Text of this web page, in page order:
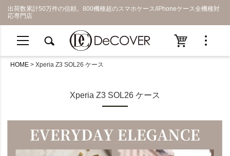
出荷数累計50万件の信頼。800機種超のスマホケース/iPhoneケース全機種対
応専門店
HOME Xperia Z3 SOL26 ケース
Xperia Z3 SOL26 ケース